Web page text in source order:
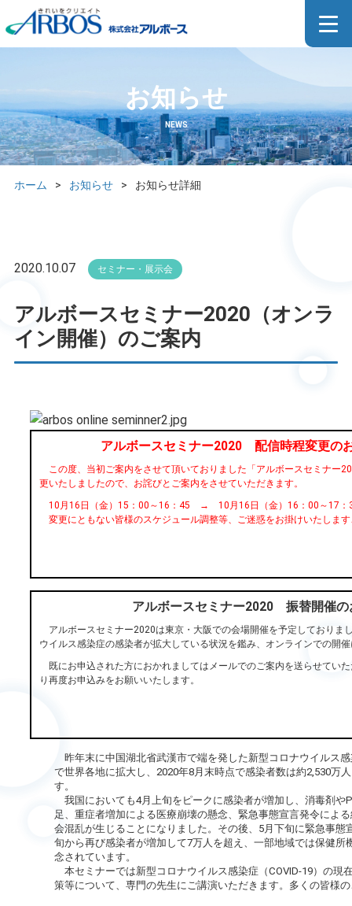
お知らせ
NEWS
ホーム > お知らせ > お知らせ詳細
2020.10.07 セミナー・展示会
アルボースセミナー2020（オンラ
イン開催）のご案内
アルボースセミナー2020 配信時程変更の
この度、当初ご案内をさせて頂いておりました「アルボースセミナー
更いたしましたので、お詫びとご案内をさせていただきます。
10月16日（金）15：00～16：45 → 10月16日（金）16：00～17：
変更にともない皆様のスケジュール調整等、ご迷惑をお掛けいたしま
アルボースセミナー2020 振替開催の
アルボースセミナー2020は東京・大阪での会場開催を予定しておりま
ウイルス感染症の感染者が拡大している状況を鑑み、オンラインでの開
既にお申込された方におかれましてはメールでのご案内を送らせてい
り再度お申込みをお願いいたします。
昨年末に中国湖北省武漢市で端を発した新型コロナウイルス感
で世界各地に拡大し、2020年8月末時点で感染者数は約2,530万
す。
我国においても4月上旬をピークに感染者が増加し、消毒剤や
足、重症者増加による医療崩壊の懸念、緊急事態宣言発令によ
会混乱が生じることになりました。その後、5月下旬に緊急事態
旬から再び感染者が増加して7万人を超え、一部地域では保健所
念されています。
本セミナーでは新型コロナウイルス感染症（COVID-19）の現
策等について、専門の先生にご講演いただきます。多くの皆様